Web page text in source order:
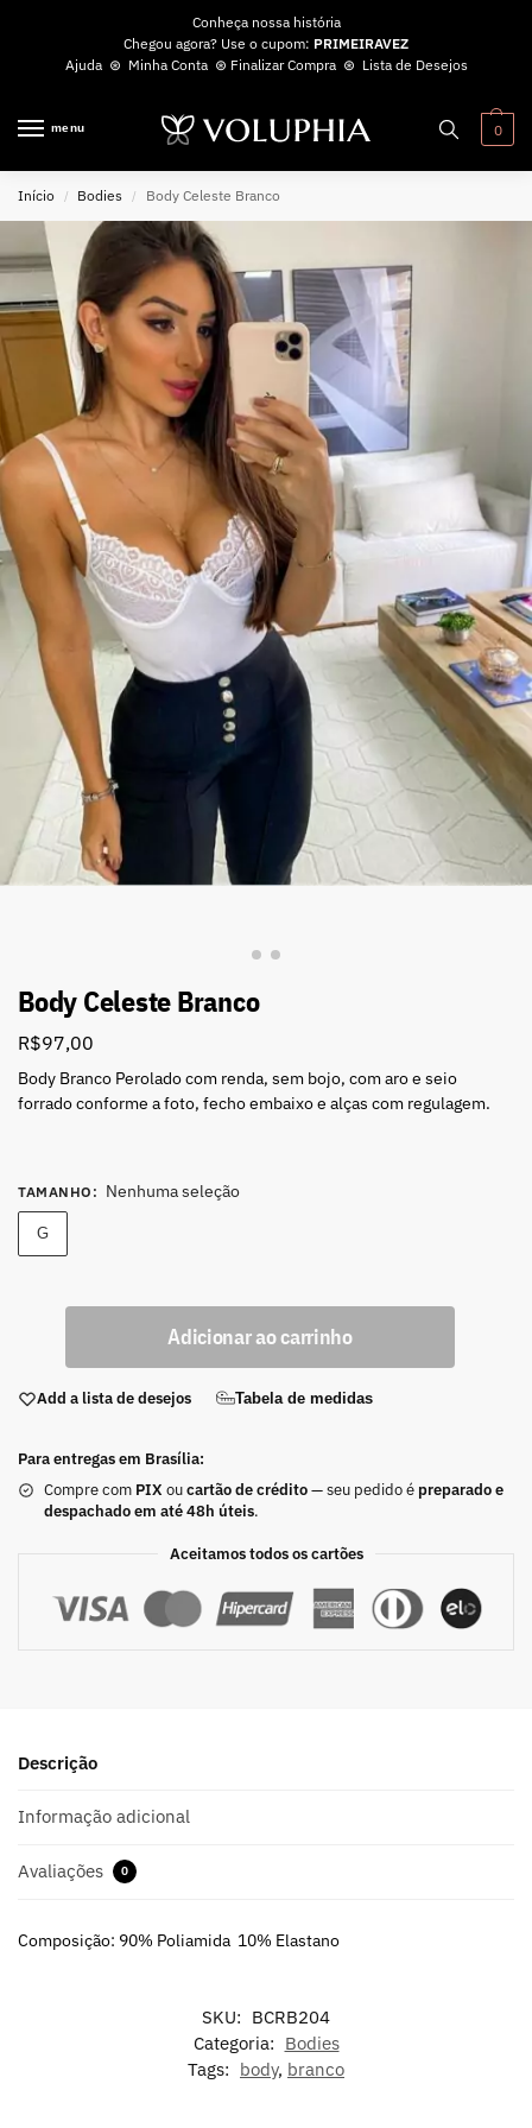
Conheça nossa história
Chegou agora? Use o cupom: PRIMEIRAVEZ
Ajuda⊛ Minha Conta⊛ Finalizar Compra⊛ Lista de Desejos
menu 0
Início / Bodies / Body Celeste Branco
Body Celeste Branco
R$97,00
Body Branco Perolado com renda, sem bojo, com aro e seio
forrado conforme a foto, fecho embaixo e alças com regulagem.
TAMANHO : Nenhuma seleção
G
Adicionar ao carrinho
Add a lista de desejos Tabela de medidas
Para entregas em Brasília:
Compre com PIX oucartão de crédito— seu pedido é preparado e
despachado em até 48h úteis.
Aceitamos todos os cartões
Descrição
Informação adicional
Avaliações 0
Composição: 90% Poliamida 10% Elastano
SKU: BCRB204
Categoria: Bodies
Tags: body, branco